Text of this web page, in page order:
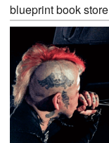
blueprint book store